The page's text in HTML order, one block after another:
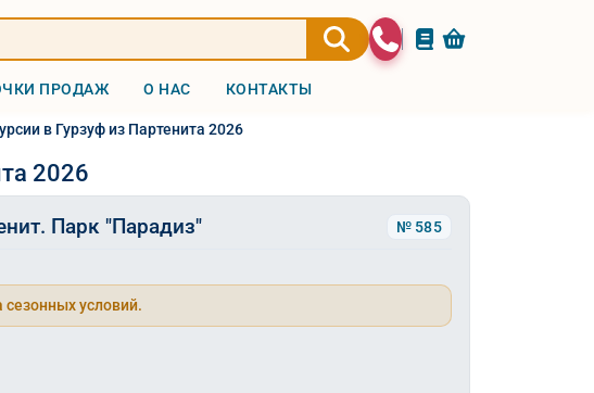
ПРОДАЖ О НАС КОНТАКТЫ
в Гурзуф из Партенита 2026
2026
Парк "Парадиз" № 585
условий.